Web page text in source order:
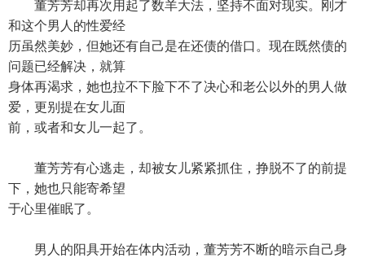
董芳芳却再次用起了数羊大法，坚持不面对现实。刚才
和这个男人的性爱经
历虽然美妙，但她还有自己是在还债的借口。现在既然债的
问题已经解决，就算
身体再渴求，她也拉不下脸下不了决心和老公以外的男人做
爱，更别提在女儿面
前，或者和女儿一起了。
董芳芳有心逃走，却被女儿紧紧抓住，挣脱不了的前提
下，她也只能寄希望
于心里催眠了。
男人的阳具开始在体内活动，董芳芳不断的暗示自己身